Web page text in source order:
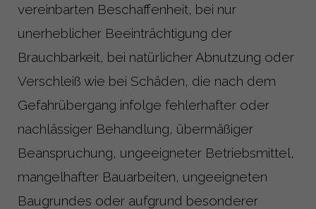
vereinbarten Beschaffenheit, bei nur
unerheblicher Beeinträchtigung der
Brauchbarkeit, bei natürlicher Abnutzung oder
Verschleiß wie bei Schäden, die nach dem
Gefahrübergang infolge fehlerhafter oder
nachlässiger Behandlung, übermäßiger
Beanspruchung, ungeeigneter Betriebsmittel,
mangelhafter Bauarbeiten, ungeeigneten
Baugrundes oder aufgrund besonderer